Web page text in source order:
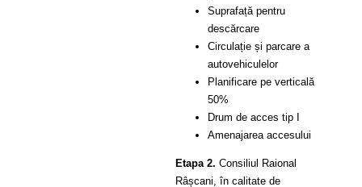
Suprafață pentru
descărcare
Circulație și parcare a
autovehiculelor
Planificare pe verticală
50%
Drum de acces tip I
Amenajarea accesului
Etapa 2. Consiliul Raional
Râșcani, în calitate de